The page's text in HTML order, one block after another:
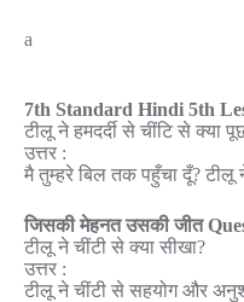
a
7th Standard Hindi 5th
टीलू ने हमदर्दी से चींटि से क्या
उत्तर :
मै तुम्हरे बिल तक पहुँचा दूँ? टीलू
जिसकी मेहनत उसकी जीत
टीलू ने चींटी से क्या सीखा?
उत्तर :
टीलू ने चींटी से सहयोग और